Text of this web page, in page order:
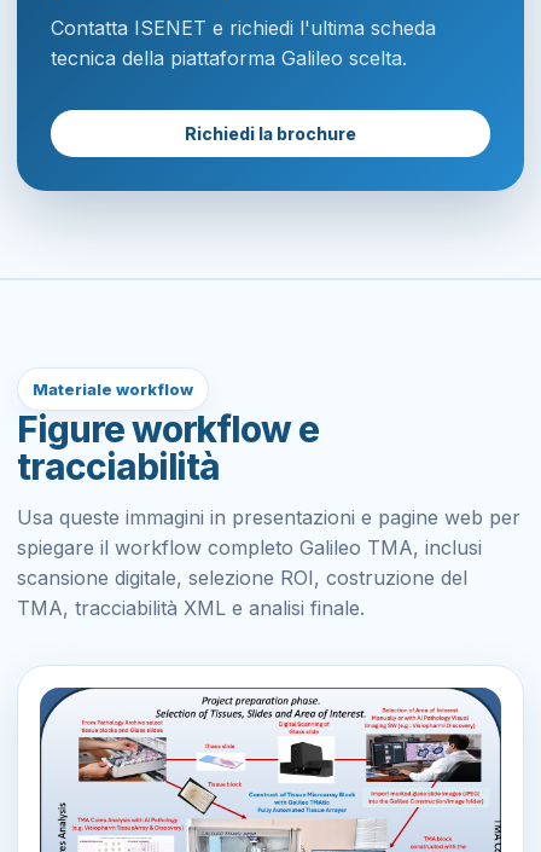
Contatta ISENET e richiedi l'ultima scheda
tecnica della piattaforma Galileo scelta.
Richiedi la brochure
Materiale workflow
Figure workflow e
tracciabilità
Usa queste immagini in presentazioni e pagine web per
spiegare il workflow completo Galileo TMA, inclusi
scansione digitale, selezione ROI, costruzione del
TMA, tracciabilità XML e analisi finale.